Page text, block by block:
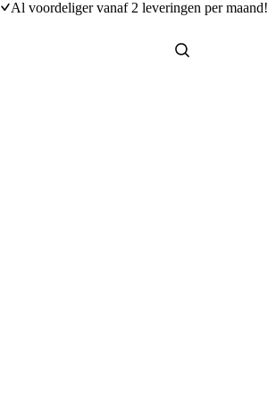
Al voordeliger vanaf 2 leveringen per maand!